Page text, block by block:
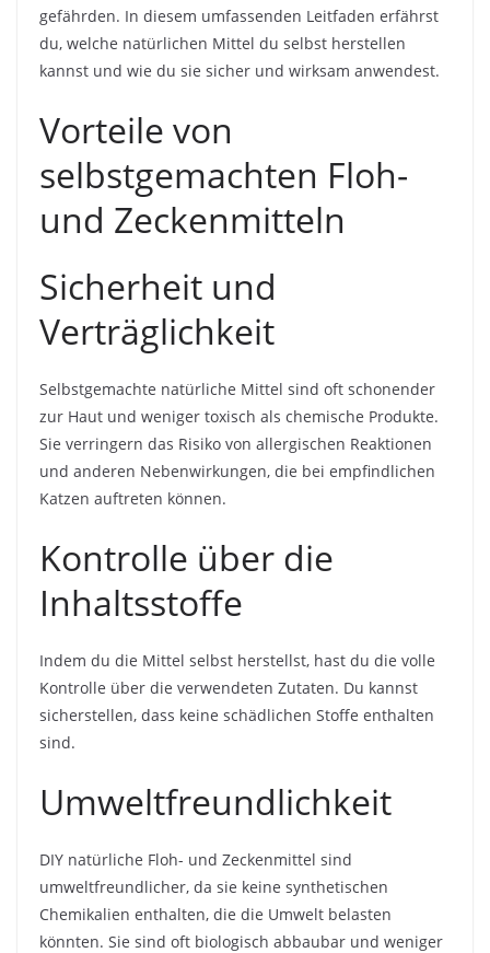
gefährden. In diesem umfassenden Leitfaden erfährst
du, welche natürlichen Mittel du selbst herstellen
kannst und wie du sie sicher und wirksam anwendest.
Vorteile von
selbstgemachten Floh-
und Zeckenmitteln
Sicherheit und
Verträglichkeit
Selbstgemachte natürliche Mittel sind oft schonender
zur Haut und weniger toxisch als chemische Produkte.
Sie verringern das Risiko von allergischen Reaktionen
und anderen Nebenwirkungen, die bei empfindlichen
Katzen auftreten können.
Kontrolle über die
Inhaltsstoffe
Indem du die Mittel selbst herstellst, hast du die volle
Kontrolle über die verwendeten Zutaten. Du kannst
sicherstellen, dass keine schädlichen Stoffe enthalten
sind.
Umweltfreundlichkeit
DIY natürliche Floh- und Zeckenmittel sind
umweltfreundlicher, da sie keine synthetischen
Chemikalien enthalten, die die Umwelt belasten
könnten. Sie sind oft biologisch abbaubar und weniger